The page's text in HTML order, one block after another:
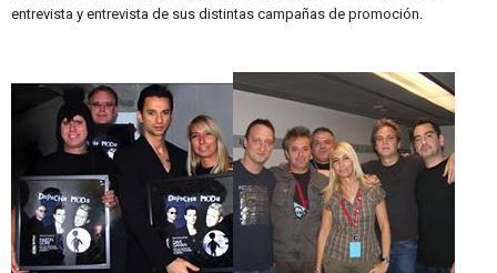
entrevista y entrevista de sus distintas campañas de promoción.